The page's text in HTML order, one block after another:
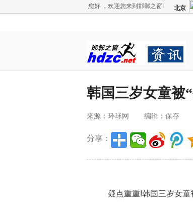
您好 ，欢迎您来到邯郸之窗!
韩国三岁女童被
来源：环球网 编辑：保存
分享：
疑点重重!韩国三岁女童